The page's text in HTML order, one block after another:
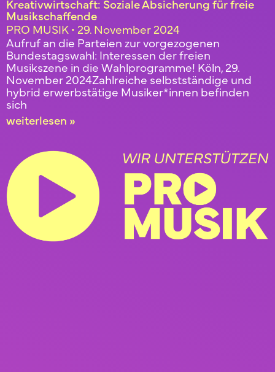
Kreativwirtschaft: Soziale Absicherung für freie
Musikschaffende
PRO MUSIK 29. November 2024
Aufruf an die Parteien zur vorgezogenen
Bundestagswahl: Interessen der freien
Musikszene in die Wahlprogramme! Köln, 29.
November 2024Zahlreiche selbstständige und
hybrid erwerbstätige Musiker*innen befinden
sich
weiterlesen »